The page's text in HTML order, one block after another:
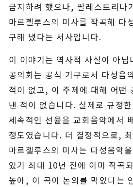
금지하려 했으나, 팔레스트리나
마르첼루스의 미사를 작곡해 다
구해 냈다는 서사입니다.
이 이야기는 역사적 사실이 아닙
공의회는 공식 기구로서 다성음
적이 없고, 이 주제에 대해 어떤
낸 적이 없습니다. 실제로 규정
세속적인 선율을 교회음악에서
정도였습니다. 더 결정적으로,
마르첼루스의 미사는 다성음악
있기 최대 10년 전에 이미 작곡
높아, 이 곡이 논의를 막았다는